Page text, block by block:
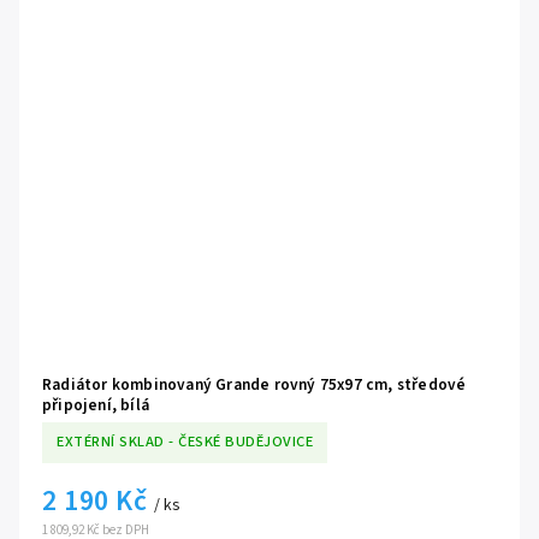
Radiátor kombinovaný Grande rovný 75x97 cm, středové
připojení, bílá
EXTÉRNÍ SKLAD - ČESKÉ BUDĚJOVICE
1 809,92 Kč bez DPH
2 190 Kč / ks